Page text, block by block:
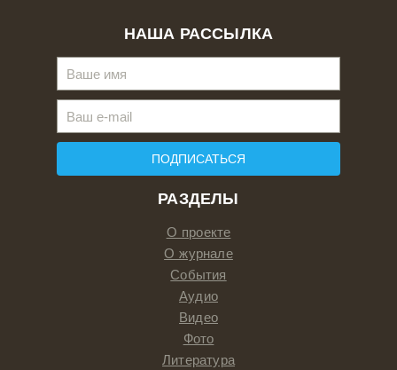
РАЗДЕЛЫ
О проекте
О журнале
События
Аудио
Видео
Фото
Литература
НАША РАССЫЛКА
ПОДПИСАТЬСЯ